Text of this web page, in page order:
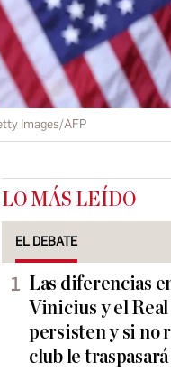
Images/AFP
LO MÁS LEÍDO
EL DEBATE
Las diferencias
Vinicius y el
persisten y si no
club le